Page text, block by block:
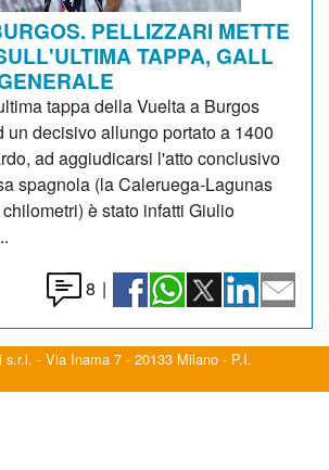
PELLIZZARI METTE
TAPPA, GALL
tappa della Vuelta a Burgos
un decisivo allungo portato a 1400
ad aggiudicarsi l'atto conclusivo
spagnola (la Caleruega-Lagunas
è stato infatti Giulio
8 |
s.r.l. - Via Inama 7 - 20133 Milano - P.I.